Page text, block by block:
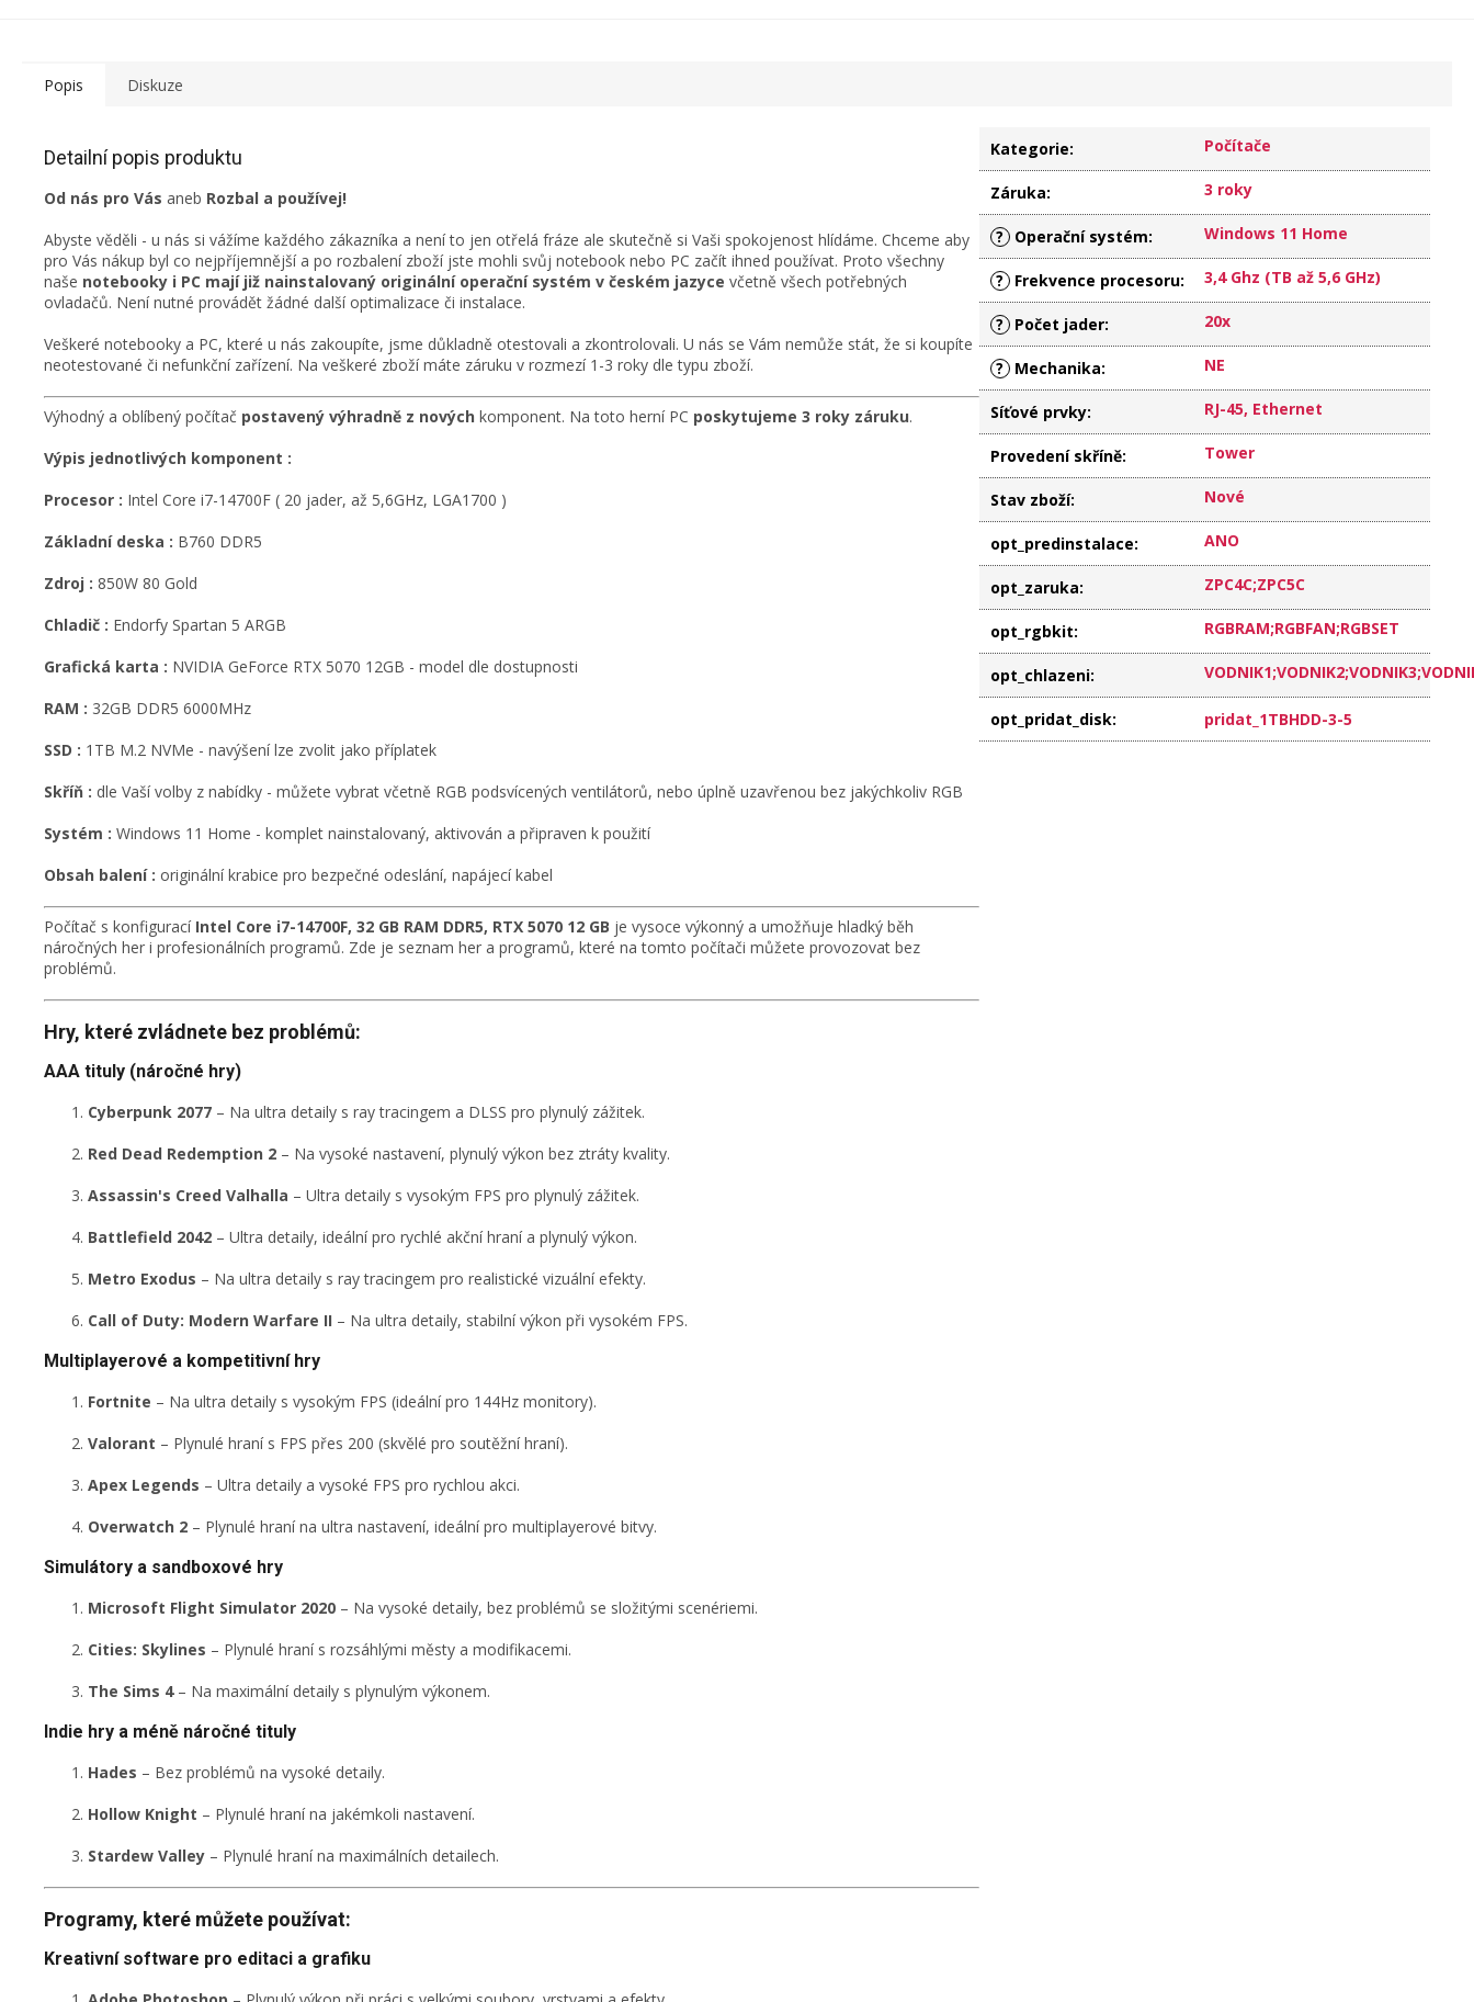
Popis Diskuze
Detailní popis produktu
Od nás pro Vás aneb Rozbal a používej!
Abyste věděli - u nás si vážíme každého zákazníka a není to jen otřelá fráze ale skutečně si Vaši spokojenost hlídáme. Chceme aby
pro Vás nákup byl co nejpříjemnější a po rozbalení zboží jste mohli svůj notebook nebo PC začít ihned používat. Proto všechny
naše notebooky i PC mají již nainstalovaný originální operační systém v českém jazyce včetně všech potřebných
ovladačů. Není nutné provádět žádné další optimalizace či instalace.
Veškeré notebooky a PC, které u nás zakoupíte, jsme důkladně otestovali a zkontrolovali. U nás se Vám nemůže stát, že si koupíte
neotestované či nefunkční zařízení. Na veškeré zboží máte záruku v rozmezí 1-3 roky dle typu zboží.
Výhodný a oblíbený počítač postavený výhradně z nových komponent. Na toto herní PC poskytujeme 3 roky záruku.
Výpis jednotlivých komponent :
Procesor : Intel Core i7-14700F ( 20 jader, až 5,6GHz, LGA1700 )
Základní deska : B760 DDR5
Zdroj : 850W 80 Gold
Chladič : Endorfy Spartan 5 ARGB
Grafická karta : NVIDIA GeForce RTX 5070 12GB - model dle dostupnosti
RAM : 32GB DDR5 6000MHz
SSD : 1TB M.2 NVMe - navýšení lze zvolit jako příplatek
Skříň : dle Vaší volby z nabídky - můžete vybrat včetně RGB podsvícených ventilátorů, nebo úplně uzavřenou bez jakýchkoliv RGB
Systém : Windows 11 Home - komplet nainstalovaný, aktivován a připraven k použití
Obsah balení : originální krabice pro bezpečné odeslání, napájecí kabel
Počítač s konfigurací Intel Core i7-14700F, 32 GB RAM DDR5, RTX 5070 12 GB je vysoce výkonný a umožňuje hladký běh
náročných her i profesionálních programů. Zde je seznam her a programů, které na tomto počítači můžete provozovat bez
problémů.
Hry, které zvládnete bez problémů:
AAA tituly (náročné hry)
Cyberpunk 2077 – Na ultra detaily s ray tracingem a DLSS pro plynulý zážitek.
Red Dead Redemption 2 – Na vysoké nastavení, plynulý výkon bez ztráty kvality.
Assassin's Creed Valhalla – Ultra detaily s vysokým FPS pro plynulý zážitek.
Battlefield 2042 – Ultra detaily, ideální pro rychlé akční hraní a plynulý výkon.
Metro Exodus – Na ultra detaily s ray tracingem pro realistické vizuální efekty.
Call of Duty: Modern Warfare II – Na ultra detaily, stabilní výkon při vysokém FPS.
Multiplayerové a kompetitivní hry
Fortnite – Na ultra detaily s vysokým FPS (ideální pro 144Hz monitory).
Valorant – Plynulé hraní s FPS přes 200 (skvělé pro soutěžní hraní).
Apex Legends – Ultra detaily a vysoké FPS pro rychlou akci.
Overwatch 2 – Plynulé hraní na ultra nastavení, ideální pro multiplayerové bitvy.
Simulátory a sandboxové hry
Microsoft Flight Simulator 2020 – Na vysoké detaily, bez problémů se složitými scenériemi.
Cities: Skylines – Plynulé hraní s rozsáhlými městy a modifikacemi.
The Sims 4– Na maximální detaily s plynulým výkonem.
Indie hry a méně náročné tituly
Hades – Bez problémů na vysoké detaily.
Hollow Knight – Plynulé hraní na jakémkoli nastavení.
Stardew Valley – Plynulé hraní na maximálních detailech.
Programy, které můžete používat:
Kreativní software pro editaci a grafiku
Kategorie: Počítače
Záruka: 3 roky
? Operační systém: Windows 11 Home
? Frekvence procesoru: 3,4 Ghz (TB až 5,6 GHz)
? Počet jader: 20x
? Mechanika: NE
Síťové prvky: RJ-45, Ethernet
Provedení skříně: Tower
Stav zboží: Nové
opt_predinstalace: ANO
opt_zaruka: ZPC4C;ZPC5C
opt_rgbkit: RGBRAM;RGBFAN;RGBSET
opt_chlazeni:
opt_pridat_disk: pridat_1TBHDD-3-5